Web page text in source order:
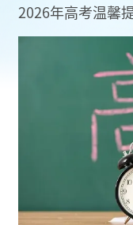
2026年高考温馨